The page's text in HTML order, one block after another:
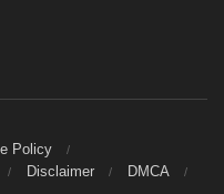
Policy
Disclaimer
DMCA